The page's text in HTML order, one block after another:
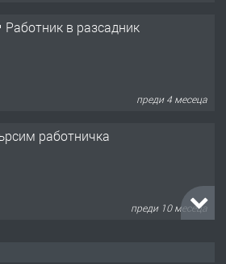
Работник в разсадник
преди 4 месеца
работничка
преди 10 месеца